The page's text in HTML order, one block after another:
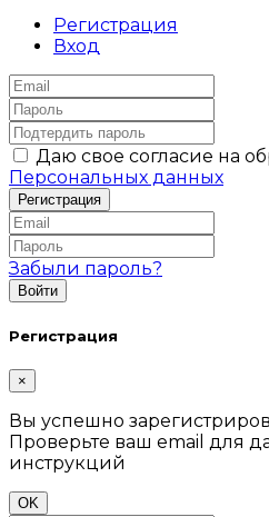
Регистрация
Вход
Даю свое согласие на
Персональных данных
Забыли пароль?
Регистрация
×
Вы успешно
Проверьте ваш email для
инструкций
OK